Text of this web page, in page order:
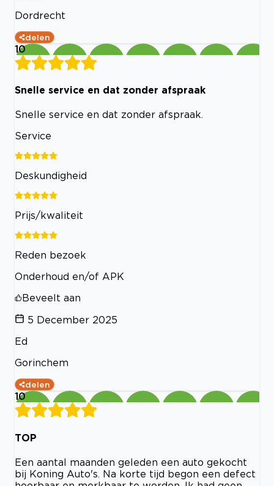
Dordrecht
delen
10
Snelle service en dat zonder afspraak
Snelle service en dat zonder afspraak.
Service
Deskundigheid
Prijs/kwaliteit
Reden bezoek
Onderhoud en/of APK
Beveelt aan
5 December 2025
Ed
Gorinchem
delen
10
TOP
Een aantal maanden geleden een auto gekocht
bij Koning Auto's. Na korte tijd begon een defect